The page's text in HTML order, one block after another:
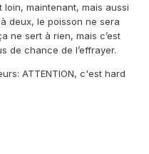
maintenant, mais aussi
deux, le poisson ne sera
ne sert à rien, mais c’est
de chance de l’effrayer.
ATTENTION, c'est hard